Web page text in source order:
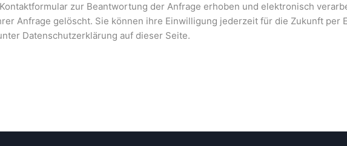
zur Beantwortung der Anfrage erhoben und elektronisch
Anfrage gelöscht. Sie können ihre Einwilligung jederzeit für die Zukunft per
Datenschutzerklärung auf dieser Seite.